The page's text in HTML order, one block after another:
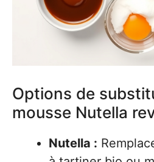
Options de
mousse Nutella
Nutella :